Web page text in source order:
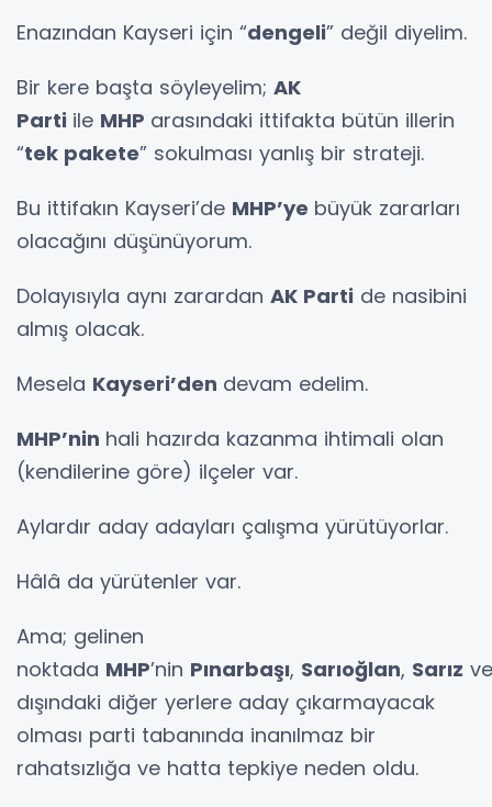
Enazından Kayseri için “dengeli” değil diyelim.
Bir kere başta söyleyelim; AK
Parti ile MHP arasındaki ittifakta bütün illerin
“tek pakete” sokulması yanlış bir strateji.
Bu ittifakın Kayseri’de MHP’ye büyük zararları
olacağını düşünüyorum.
Dolayısıyla aynı zarardan AK Parti de nasibini
almış olacak.
Mesela Kayseri’den devam edelim.
MHP’nin hali hazırda kazanma ihtimali olan
(kendilerine göre) ilçeler var.
Aylardır aday adayları çalışma yürütüyorlar.
Hâlâ da yürütenler var.
Ama; gelinen
noktada MHP’nin Pınarbaşı, Sarıoğlan, Sarız
dışındaki diğer yerlere aday çıkarmayacak
olması parti tabanında inanılmaz bir
rahatsızlığa ve hatta tepkiye neden oldu.